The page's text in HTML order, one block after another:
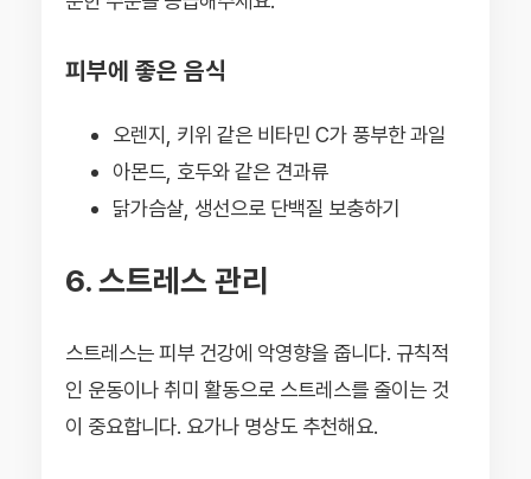
피부에 좋은 음식
오렌지, 키위 같은 비타민 C가 풍부한 과일
아몬드, 호두와 같은 견과류
닭가슴살, 생선으로 단백질 보충하기
6. 스트레스 관리
스트레스는 피부 건강에 악영향을 줍니다. 규칙적
인 운동이나 취미 활동으로 스트레스를 줄이는 것
이 중요합니다. 요가나 명상도 추천해요.